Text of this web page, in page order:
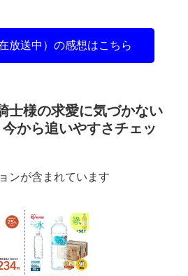
放送中）の感想はこちら
士様の求愛に気づかない
から追いやすさチェッ
ンが含まれています